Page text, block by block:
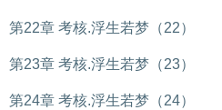
第22章 考核.浮生若梦（22）
第23章 考核.浮生若梦（23）
第24章 考核.浮生若梦（24）